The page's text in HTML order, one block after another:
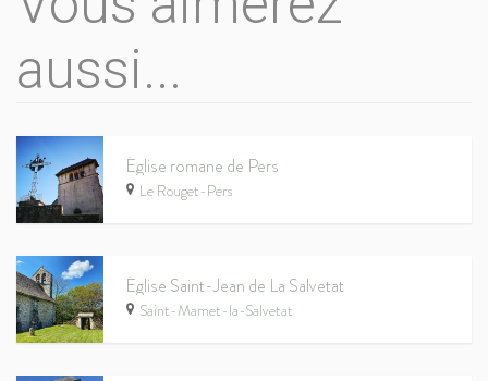
aussi...
Église romane de Pers
Le Rouget-Pers
Église Saint-Jean de La Salvetat
Saint-Mamet-la-Salvetat